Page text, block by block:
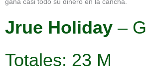
gana casi todo su dinero en la cancha.
Jrue Holiday –
Totales: 23 M